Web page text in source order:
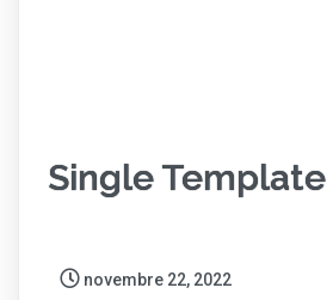
Single Template
novembre 22, 2022